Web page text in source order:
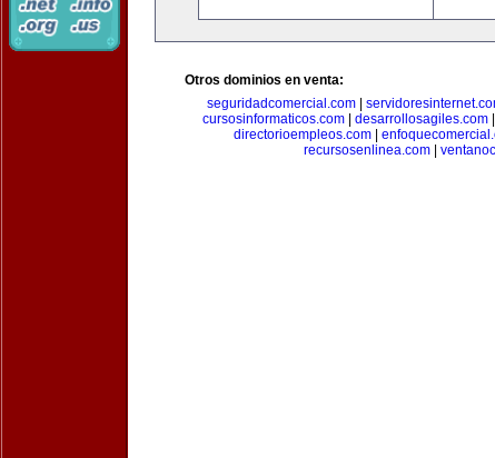
Otros dominios en venta:
seguridadcomercial.com|
cursosinformaticos.com
desarrollosagiles.com
directorioempleos.com
recursosenlinea.com|